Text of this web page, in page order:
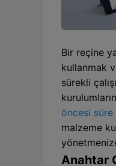
Bir reçine
kullanmak
sürekli
öncesi süre
malzeme
Anahtar